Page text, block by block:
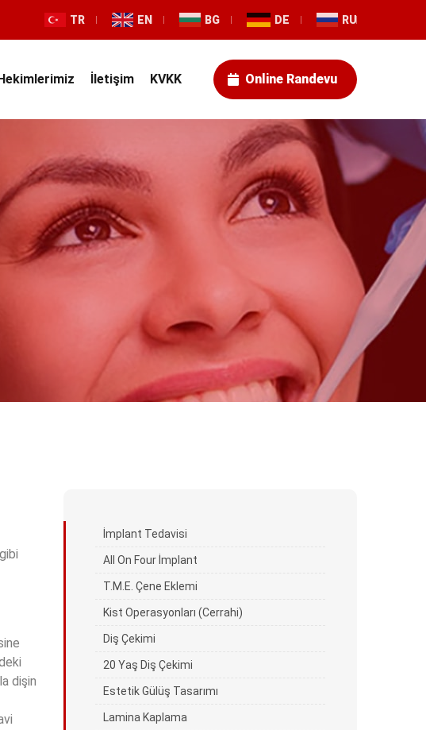
TR EN BG DE RU
İletişim KVKK Online Randevu
dişin
İmplant Tedavisi
All On Four İmplant
T.M.E. Çene Eklemi
Kist Operasyonları (Cerrahi)
Diş Çekimi
20 Yaş Diş Çekimi
Estetik Gülüş Tasarımı
Lamina Kaplama